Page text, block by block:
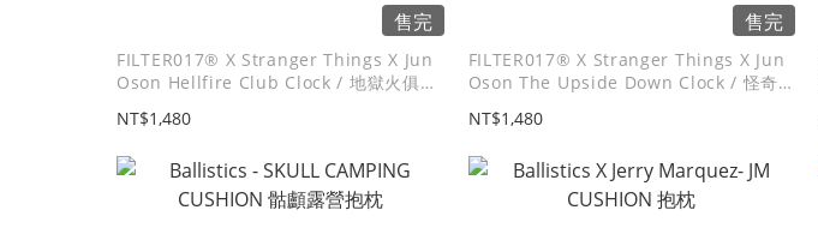
售完
FILTER017® X Stranger Things X Jun
Oson Hellfire Club Clock / 地獄火俱樂
NT$1,480
售完
FILTER017® X Stranger Things X Jun
Oson The Upside Down Clock / 怪奇
NT$1,480